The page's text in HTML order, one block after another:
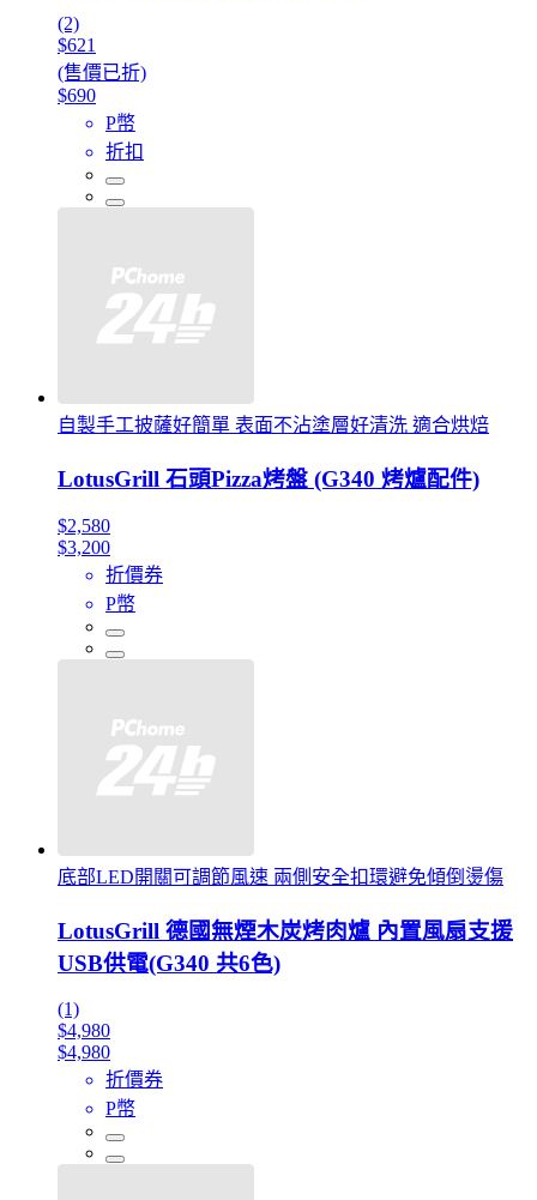
(2)
$621
(售價已折)
$690
P幣
折扣
自製手工披薩好簡單 表面不沾塗層好清洗 適合烘焙
LotusGrill 石頭Pizza烤盤 (G340 烤爐配件)
$2,580
$3,200
折價券
P幣
底部LED開關可調節風速 兩側安全扣環避免傾倒燙傷
LotusGrill 德國無煙木炭烤肉爐 內置風扇支援
USB供電(G340 共6色)
(1)
$4,980
$4,980
折價券
P幣